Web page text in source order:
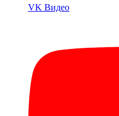
VK Bидео